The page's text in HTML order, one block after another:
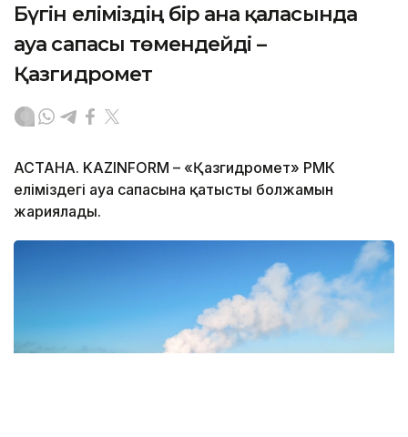
Бүгін еліміздің бір ғана қаласында
ауа сапасы төмендейді –
Қазгидромет
АСТАНА. KAZINFORM – «Қазгидромет» РМК
еліміздегі ауа сапасына қатысты болжамын
жариялады.